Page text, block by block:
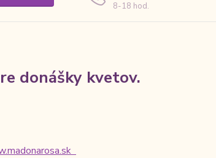
8-18 hod.
donášky kvetov.